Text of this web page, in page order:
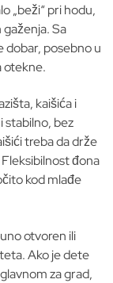
„beži“ pri hodu,
Sa
dobar, posebno u
otekne.
kaišića i
stabilno, bez
treba da drže
đona
kod mlađe
otvoren ili
Ako je dete
za grad,